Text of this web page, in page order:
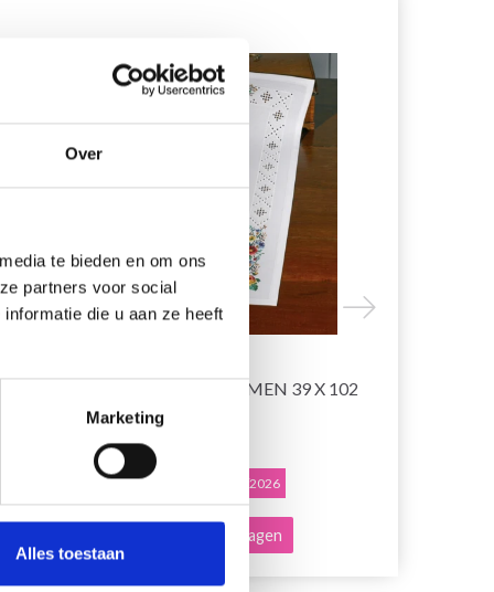
Over
te bieden en om ons
partners voor social
die u aan ze heeft
Marketing
Alles toestaan
19% korting
HARDANGER/BLOEMEN 39 X 102
CM
EUR 51.65
Aanbieding verloopt 12/08/2026
Voeg toe aan winkelwagen